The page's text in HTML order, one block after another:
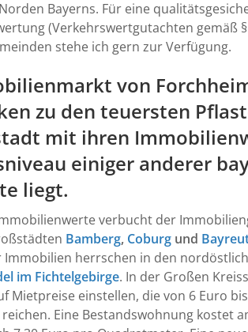
Bayerns. Für eine
(Verkehrswertgutachten gemäß §
stehe ich gern zur Verfügung.
von
zu den teuersten
mit ihren
einiger anderer
liegt.
verbucht der
Bamberg, Coburg und
herrschen in den
im Fichtelgebirge. In der Großen
Mietpreise einstellen, die von 6 Euro
Eine Bestandswohnung kostet